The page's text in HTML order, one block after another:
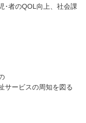
･者のQOL向上、社会課
サービスの周知を図る